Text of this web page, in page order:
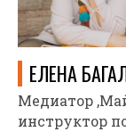
ЕЛЕНА
Медиатор
инструктор